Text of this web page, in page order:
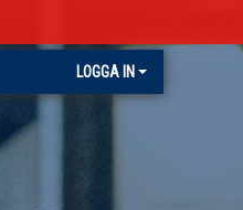
LOGGA IN